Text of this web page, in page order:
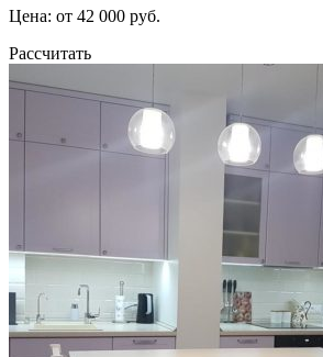
Цена: от 42 000 руб.
Рассчитать